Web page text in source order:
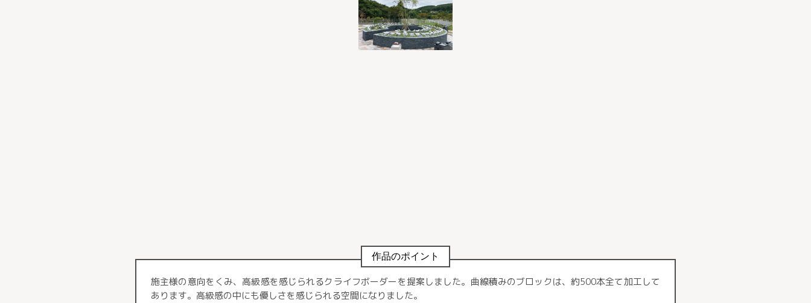
作品のポイント
施主様の意向をくみ、高級感を感じられるクライフボーダーを提案しました。曲線積みのブロックは、約500本全て加工して
あります。高級感の中にも優しさを感じられる空間になりました。